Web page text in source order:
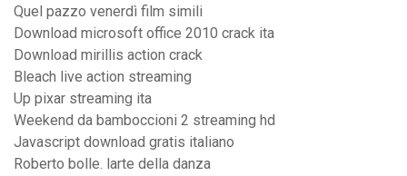
Quel pazzo venerdì film simili
Download microsoft office 2010 crack ita
Download mirillis action crack
Bleach live action streaming
Up pixar streaming ita
Weekend da bamboccioni 2 streaming hd
Javascript download gratis italiano
Roberto bolle. larte della danza